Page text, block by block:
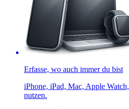
Erfasse, wo auch immer du bist
iPhone, iPad, Mac, Apple
nutzen.